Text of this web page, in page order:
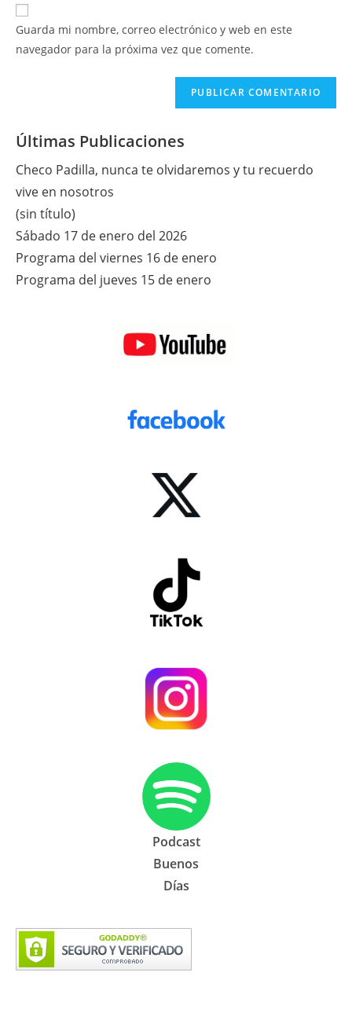
para
comentar
electrónico
para
comentar
de
Guarda mi nombre, correo electrónico y web en este
navegador para la próxima vez que comente.
Últimas Publicaciones
Checo Padilla, nunca te olvidaremos y tu recuerdo
vive en nosotros
(sin título)
Sábado 17 de enero del 2026
Programa del viernes 16 de enero
Programa del jueves 15 de enero
Podcast
Buenos
Días